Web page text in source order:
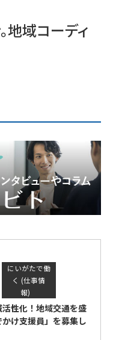
地域コーディ
にいがたで働
く (仕事情
報)
性化！地域交通を盛
け支援員」を募集し